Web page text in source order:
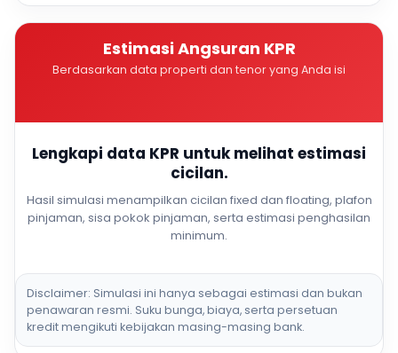
Estimasi Angsuran KPR
Berdasarkan data properti dan tenor yang Anda isi
Lengkapi data KPR untuk melihat estimasi
cicilan.
Hasil simulasi menampilkan cicilan fixed dan floating, plafon
pinjaman, sisa pokok pinjaman, serta estimasi penghasilan
minimum.
Disclaimer: Simulasi ini hanya sebagai estimasi dan bukan
penawaran resmi. Suku bunga, biaya, serta persetuan
kredit mengikuti kebijakan masing-masing bank.